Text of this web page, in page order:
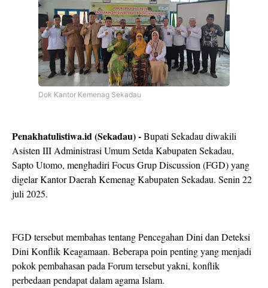
Dok Kantor Kemenag Sekadau
Penakhatulistiwa.id (Sekadau) -Bupati Sekadau diwakili
Asisten III Administrasi Umum Setda Kabupaten Sekadau,
Sapto Utomo, menghadiri Focus Grup Discussion (FGD) yang
digelar Kantor Daerah Kemenag Kabupaten Sekadau. Senin 22
juli 2025.
FGD tersebut membahas tentang Pencegahan Dini dan Deteksi
Dini Konflik Keagamaan. Beberapa poin penting yang menjadi
pokok pembahasan pada Forum tersebut yakni, konflik
perbedaan pendapat dalam agama Islam.